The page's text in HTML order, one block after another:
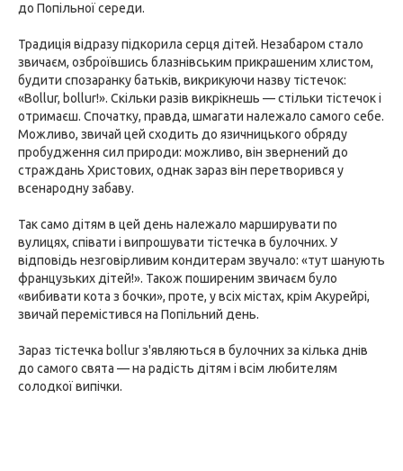
до Попільної середи.
Традиція відразу підкорила серця дітей. Незабаром стало
звичаєм, озброївшись блазнівським прикрашеним хлистом,
будити спозаранку батьків, викрикуючи назву тістечок:
«Bollur, bollur!». Скільки разів викрікнешь — стільки тістечок і
отримаєш. Спочатку, правда, шмагати належало самого себе.
Можливо, звичай цей сходить до язичницького обряду
пробудження сил природи: можливо, він звернений до
страждань Христових, однак зараз він перетворився у
всенародну забаву.
Так само дітям в цей день належало марширувати по
вулицях, співати і випрошувати тістечка в булочних. У
відповідь незговірливим кондитерам звучало: «тут шанують
французьких дітей!». Також поширеним звичаєм було
«вибивати кота з бочки», проте, у всіх містах, крім Акурейрі,
звичай перемістився на Попільний день.
Зараз тістечка bollur з'являються в булочних за кілька днів
до самого свята — на радість дітям і всім любителям
солодкої випічки.